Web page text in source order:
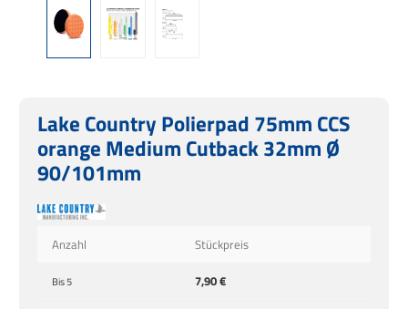
Lake Country Polierpad 75mm CCS
orange Medium Cutback 32mm Ø
90/101mm
Anzahl Stückpreis
Bis5 7,90 €